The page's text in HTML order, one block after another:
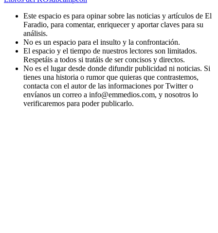
Este espacio es para opinar sobre las noticias y artículos de El
Faradio, para comentar, enriquecer y aportar claves para su
análisis.
No es un espacio para el insulto y la confrontación.
El espacio y el tiempo de nuestros lectores son limitados.
Respetáis a todos si tratáis de ser concisos y directos.
No es el lugar desde donde difundir publicidad ni noticias. Si
tienes una historia o rumor que quieras que contrastemos,
contacta con el autor de las informaciones por Twitter o
envíanos un correo a info@emmedios.com, y nosotros lo
verificaremos para poder publicarlo.